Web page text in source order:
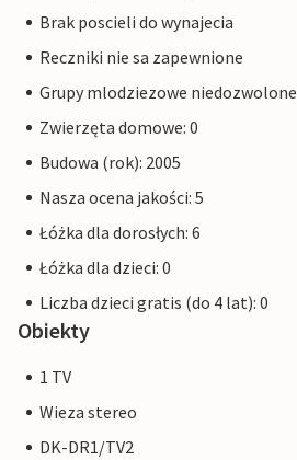
Brak poscieli do wynajecia
Reczniki nie sa zapewnione
Grupy mlodziezowe niedozwolone
Zwierzęta domowe: 0
Budowa (rok): 2005
Nasza ocena jakości: 5
Łóżka dla dorosłych: 6
Łóżka dla dzieci: 0
Liczba dzieci gratis (do 4 lat): 0
Obiekty
1 TV
Wieza stereo
DK-DR1/TV2